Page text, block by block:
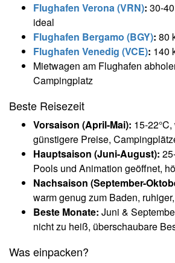
Flughafen Verona (VRN): 30-
ideal
Flughafen Bergamo (BGY): 80
Flughafen Venedig (VCE): 140
Mietwagen am Flughafen
Campingplatz
Beste Reisezeit
Vorsaison (April-Mai): 15-
günstigere Preise,
Hauptsaison (Juni-August):
Pools und Animation geöffnet,
Nachsaison (September-
warm genug zum Baden,
Beste Monate: Juni &
nicht zu heiß, überschaubare
Was einpacken?